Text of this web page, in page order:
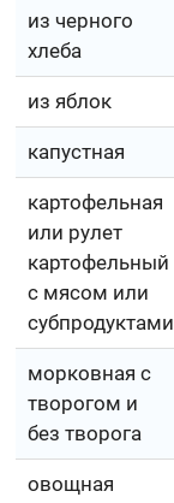
из черного
хлеба
из яблок
капустная
картофельная
или рулет
картофельный
с мясом или
субпродуктами
морковная с
творогом и
без творога
овощная